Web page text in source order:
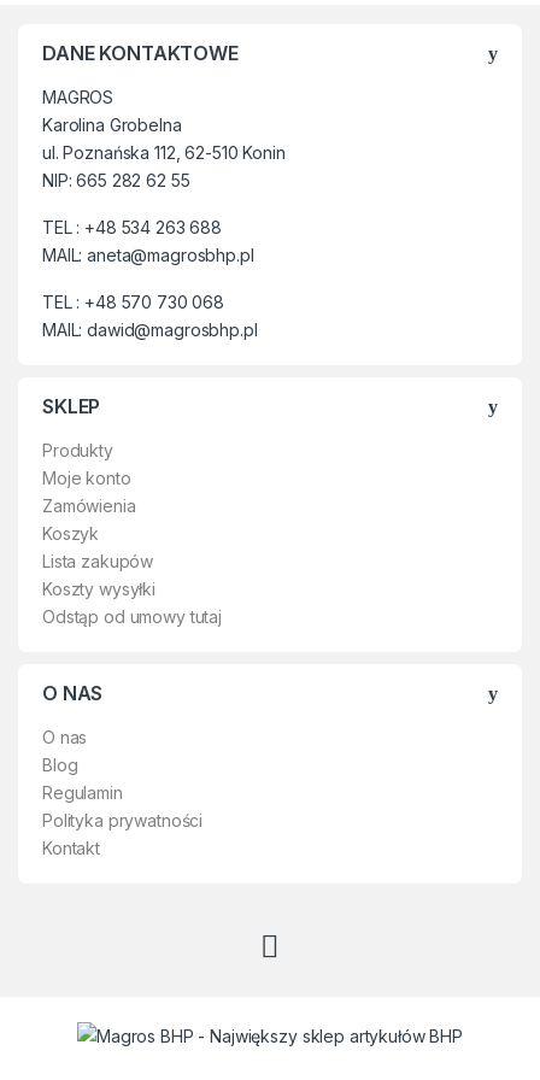
widoczność w
Ergonomiczny krój pasa
zapewniają, że spodnie
dopasowują się do ruchów
ciała.
normy EN ISO 13688: 2013 –
Odzież ochronna – Wymagania
posiada certyfikat OEKO-TEX®
Standard 100, numer
najlepszych materiałów i
odzież marki ARDON jest
wygodna i komfortowa. Po
zakupie gwarantujemy
zadowolenie z zakupów z
uwagi na nowoczesny fason i
wzornictwo. Jeśli chcesz mieć
modną a zarazem funkcjonalną
odzież bardzo dobrej jakości
do grona wielu zadowolonych
DANE KONTAKTOWE
MAGROS
Karolina Grobelna
ul. Poznańska 112, 62-510 Konin
NIP: 665 282 62 55
TEL : +48 534 263 688
MAIL: aneta@magrosbhp.pl
TEL : +48 570 730 068
MAIL: dawid@magrosbhp.pl
SKLEP
Produkty
Moje konto
Zamówienia
Koszyk
Lista zakupów
Koszty wysyłki
Odstąp od umowy tutaj
O NAS
O nas
Blog
Regulamin
Polityka prywatności
Kontakt